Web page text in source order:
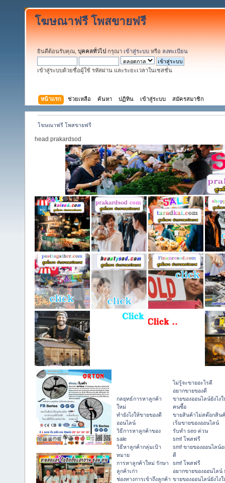
โฆษณาฟรี โพสขายฟรี
ยินดีต้อนรับคุณ, บุคคลทั่วไป กรุณา เข้าสู่ระบบ หรือ ลงทะเบียน
เข้าสู่ระบบด้วยชื่อผู้ใช้ รหัสผ่าน และระยะเวลาในเซสชั่น
หน้าแรก ช่วยเหลือ ค้นหา ปฏิทิน เข้าสู่ระบบ สมัครสมาชิก
โฆษณาฟรี โพสขายฟรี
head prakardsod
กลยุทธ์การหาลูกค้า
ใหม่
ทํายังไงให้ขายของดี
ออนไลน์
วิธีการหาลูกค้าของ
sale
วิธีหาลูกค้ากลุ่มเป้า
หมาย
การหาลูกค้าใหม่ รักษา
ลูกค้าเก่า
ช่องทางการเข้าถึงลูกค้า
ไม่รู้จะขายอะไรดี
อยากขายของดี
ขายของออนไลน์ยังไง
คนซื้อ
ขายสินค้าไม่สต๊อกสิน
เริ่มขายของออนไลน์
รับทำ seo ด่วน
smf โพสฟรี
smf ขายของออนไลน์อ
ดี
smf โพสฟรี
อยากขายของออนไลน์
ขายของออนไลน์ยังไง